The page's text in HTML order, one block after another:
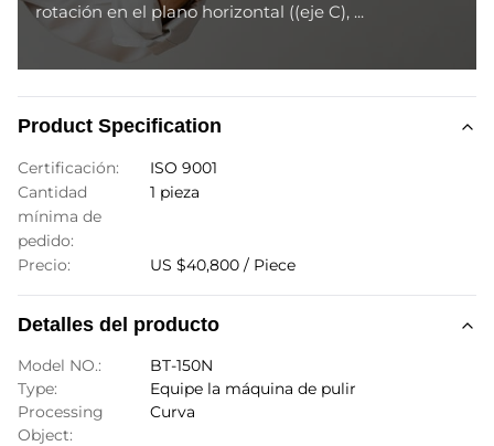
rotación en el plano horizontal ((eje C), ...
Product Specification
Certificación:
ISO 9001
Cantidad
mínima de
pedido:
1 pieza
Precio: US $40,800 / Piece
Detalles del producto
Model NO.:
BT-150N
Type:
Equipe la máquina de pulir
Processing
Object:
Curva